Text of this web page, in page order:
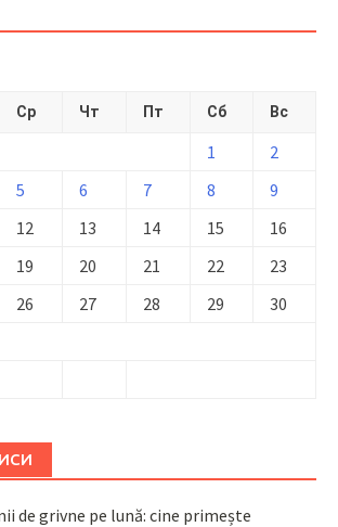
Ср Чт Пт Сб Вс
1
2
5 6 7 8
9
12 13 14 15
16
19 20 21 22
23
26 27 28 29
30
de grivne pe lună: cine primește